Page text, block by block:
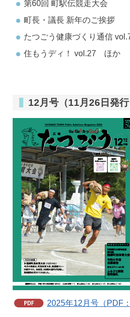
第60回 町駅伝競走大会
町長・議長 新年のご挨拶
たつごう健康づくり通信
住もうディ！ vol.27 ほか
12月号（11月26日発行
2025年12月号（PDF